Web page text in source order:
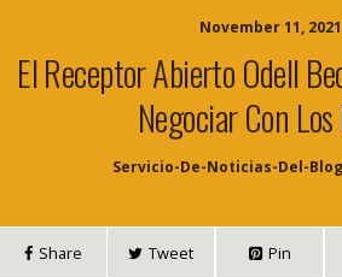
November 11, 2021
El Receptor Abierto Odell
Negociar Con
Servicio-De-Noticias-Del-
Share Tweet Pin